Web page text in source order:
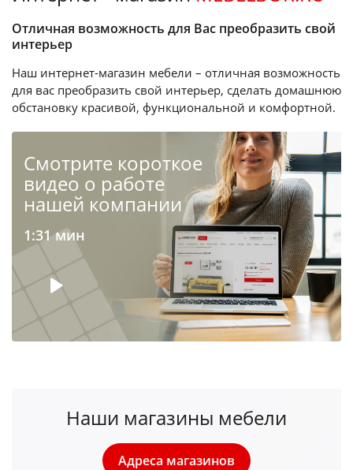
Отличная возможность для Вас преобразить свой
интерьер
Наш интернет-магазин мебели – отличная возможность
для вас преобразить свой интерьер, сделать домашнюю
обстановку красивой, функциональной и комфортной.
Cмотрите короткое
видео о работе
нашей компании
1:31 мин
Наши магазины мебели
Адреса магазинов